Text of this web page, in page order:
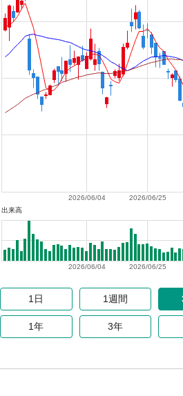
2026/06/25
2026/06/04
出来高
2026/06/25
2026/06/04
1日 1週間
1年 3年